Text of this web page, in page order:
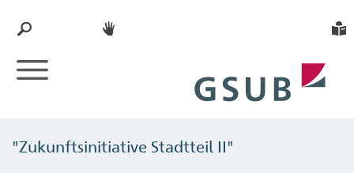
"Zukunftsinitiative Stadtteil II"